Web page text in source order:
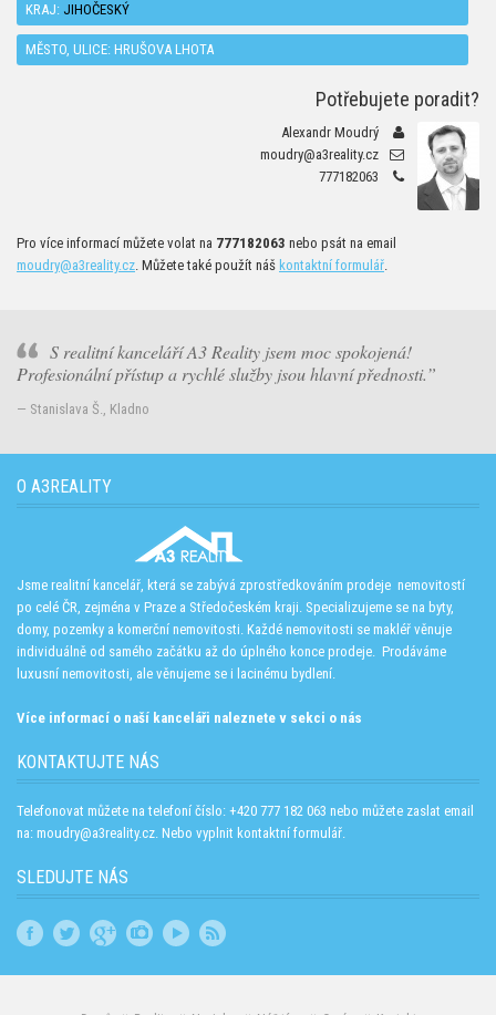
KRAJ: JIHOČESKÝ
MĚSTO, ULICE: HRUŠOVA LHOTA
Potřebujete poradit?
Alexandr Moudrý
moudry@a3reality.cz
777182063
Pro více informací můžete volat na 777182063 nebo psát na email
moudry@a3reality.cz. Můžete také použít náš kontaktní formulář.
S realitní kanceláří A3 Reality jsem moc spokojená!
Profesionální přístup a rychlé služby jsou hlavní přednosti.
— Stanislava Š., Kladno
O A3REALITY
Jsme realitní kancelář, která se zabývá zprostředkováním prodeje nemovitostí
po celé ČR, zejména v Praze a Středočeském kraji. Specializujeme se na byty,
domy, pozemky a komerční nemovitosti. Každé nemovitosti se makléř věnuje
individuálně od samého začátku až do úplného konce prodeje. Prodáváme
luxusní nemovitosti, ale věnujeme se i lacinému bydlení.
Více informací o naší kanceláři naleznete v sekci o nás
KONTAKTUJTE NÁS
Telefonovat můžete na telefoní číslo: +420 777 182 063 nebo můžete zaslat email
na: moudry@a3reality.cz. Nebo vyplnit kontaktní formulář.
SLEDUJTE NÁS